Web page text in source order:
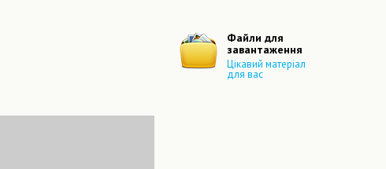
Файли для
завантаження
Цікавий матеріал
для вас